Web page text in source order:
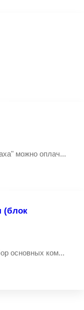
можно оплач...
(блок
основных ком...